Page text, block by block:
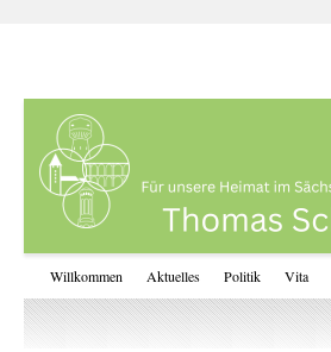
Willkommen Aktuelles Politik Vita